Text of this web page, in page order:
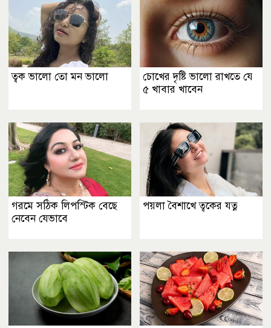
ত্বক ভালো তো মন ভালো
চোখের দৃষ্টি ভালো রাখতে যে
৫ খাবার খাবেন
গরমে সঠিক লিপস্টিক বেছে
নেবেন যেভাবে
পয়লা বৈশাখে ত্বকের যত্ন